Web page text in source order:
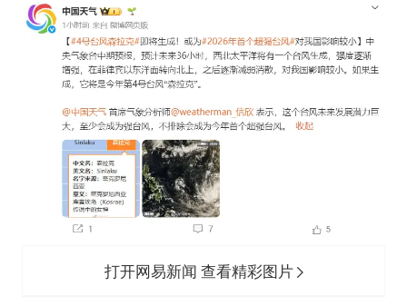
打开网易新闻 查看精彩图片